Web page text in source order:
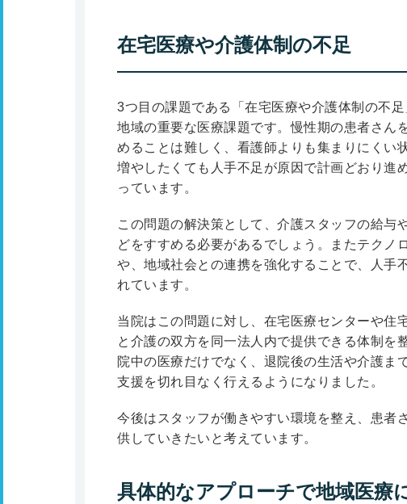
在宅医療や介護体制の不足
3つ目の課題である「在宅医療や介護体制の不
地域の重要な医療課題です。慢性期の患者さん
めることは難しく、看護師よりも集まりにくい
増やしたくても人手不足が原因で計画どおり進
っています。
この問題の解決策として、介護スタッフの給与
どをすすめる必要があるでしょう。またテクノ
や、地域社会との連携を強化することで、人手
れています。
当院はこの問題に対し、在宅医療センターや住
と介護の双方を同一法人内で提供できる体制を
院中の医療だけでなく、退院後の生活や介護ま
支援を切れ目なく行えるようになりました。
今後はスタッフが働きやすい環境を整え、患者
供していきたいと考えています。
具体的なアプローチで地域医療